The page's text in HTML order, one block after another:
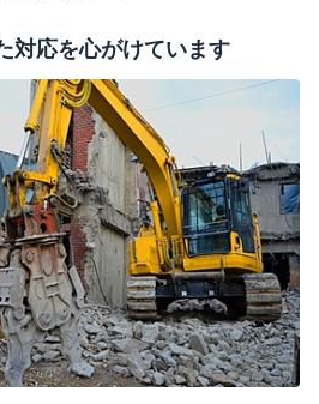
対応を心がけています